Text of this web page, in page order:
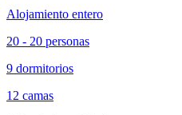
Alojamiento entero
20 - 20 personas
9 dormitorios
12 camas